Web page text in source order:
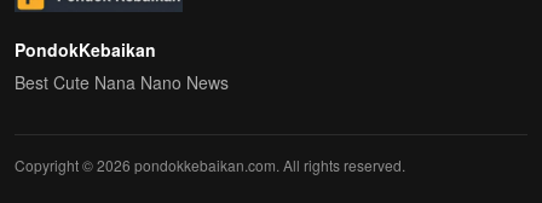
PondokKebaikan
Best Cute Nana Nano News
Copyright © 2026 pondokkebaikan.com. All rights reserved.